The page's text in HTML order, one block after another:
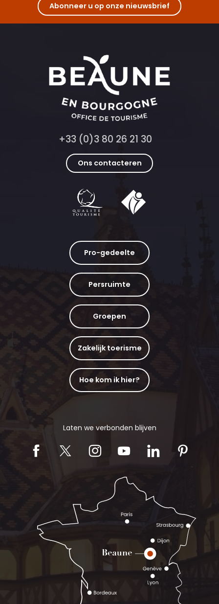
Abonneer u op onze nieuwsbrief
+33 (0)3 80 26 21 30
Ons contacteren
Pro-gedeelte
Persruimte
Groepen
Zakelijk toerisme
Hoe kom ik hier?
Laten we verbonden blijven